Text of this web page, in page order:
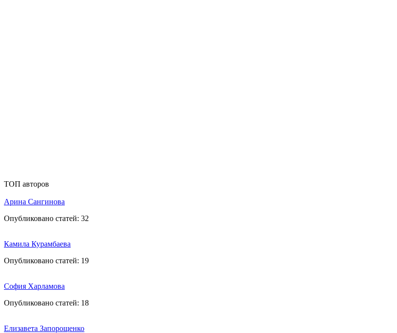
ТОП авторов
Арина Сангинова
Опубликовано статей: 32
Камила Курамбаева
Опубликовано статей: 19
София Харламова
Опубликовано статей: 18
Елизавета Запорощенко